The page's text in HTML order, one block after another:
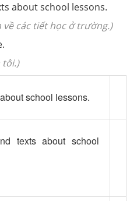
about school lessons.
các tiết học ở trường.)
tôi.)
school lessons.
texts about school